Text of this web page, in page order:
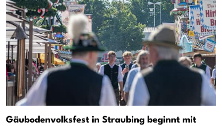
Gäubodenvolksfest in Straubing beginnt mit